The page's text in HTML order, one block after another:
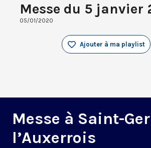
Messe du 5 janvier
05/01/2020
Ajouter à ma playlist
Messe à Saint-
l’Auxerrois